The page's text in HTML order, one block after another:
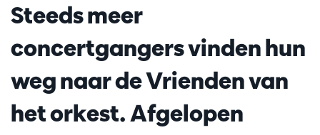
Steeds meer
concertgangers vinden hun
weg naar de Vrienden van
het orkest. Afgelopen